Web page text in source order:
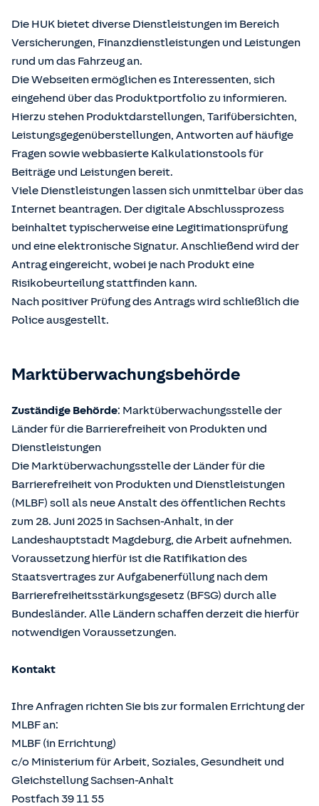
Die HUK bietet diverse Dienstleistungen im Bereich
Versicherungen, Finanzdienstleistungen und Leistungen
rund um das Fahrzeug an.
Die Webseiten ermöglichen es Interessenten, sich
eingehend über das Produktportfolio zu informieren.
Hierzu stehen Produktdarstellungen, Tarifübersichten,
Leistungsgegenüberstellungen, Antworten auf häufige
Fragen sowie webbasierte Kalkulationstools für
Beiträge und Leistungen bereit.
Viele Dienstleistungen lassen sich unmittelbar über das
Internet beantragen. Der digitale Abschlussprozess
beinhaltet typischerweise eine Legitimationsprüfung
und eine elektronische Signatur. Anschließend wird der
Antrag eingereicht, wobei je nach Produkt eine
Risikobeurteilung stattfinden kann.
Nach positiver Prüfung des Antrags wird schließlich die
Police ausgestellt.
Marktüberwachungsbehörde
Zuständige Behörde: Marktüberwachungsstelle der
Länder für die Barrierefreiheit von Produkten und
Dienstleistungen
Die Marktüberwachungsstelle der Länder für die
Barrierefreiheit von Produkten und Dienstleistungen
(MLBF) soll als neue Anstalt des öffentlichen Rechts
zum 28. Juni 2025 in Sachsen-Anhalt, in der
Landeshauptstadt Magdeburg, die Arbeit aufnehmen.
Voraussetzung hierfür ist die Ratifikation des
Staatsvertrages zur Aufgabenerfüllung nach dem
Barrierefreiheitsstärkungsgesetz (BFSG) durch alle
Bundesländer. Alle Ländern schaffen derzeit die hierfür
notwendigen Voraussetzungen.
Kontakt
Ihre Anfragen richten Sie bis zur formalen Errichtung der
MLBF an:
MLBF (in Errichtung)
c/o Ministerium für Arbeit, Soziales, Gesundheit und
Gleichstellung Sachsen-Anhalt
Postfach 39 11 55